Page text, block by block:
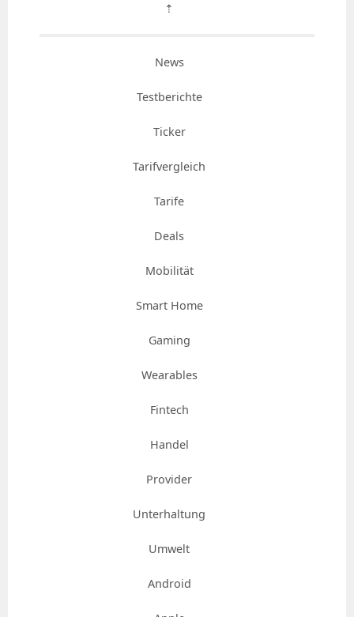
⇡
News
Testberichte
Ticker
Tarifvergleich
Tarife
Deals
Mobilität
Smart Home
Gaming
Wearables
Fintech
Handel
Provider
Unterhaltung
Umwelt
Android